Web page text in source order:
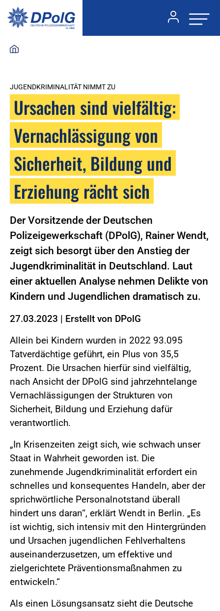
JUGENDKRIMINALITÄT NIMMT ZU
Ursachen sind vielfältig:
Vernachlässigung von
Sicherheit, Bildung und
Erziehung rächt sich
Der Vorsitzende der Deutschen
Polizeigewerkschaft (DPolG), Rainer Wendt,
zeigt sich besorgt über den Anstieg der
Jugendkriminalität in Deutschland. Laut
einer aktuellen Analyse nehmen Delikte von
Kindern und Jugendlichen dramatisch zu.
27.03.2023 | Erstellt von DPolG
Allein bei Kindern wurden in 2022 93.095
Tatverdächtige geführt, ein Plus von 35,5
Prozent. Die Ursachen hierfür sind vielfältig,
nach Ansicht der DPolG sind jahrzehntelange
Vernachlässigungen der Strukturen von
Sicherheit, Bildung und Erziehung dafür
verantwortlich.
„In Krisenzeiten zeigt sich, wie schwach unser
Staat in Wahrheit geworden ist. Die
zunehmende Jugendkriminalität erfordert ein
schnelles und konsequentes Handeln, aber der
sprichwörtliche Personalnotstand überall
hindert uns daran“, erklärt Wendt in Berlin. „Es
ist wichtig, sich intensiv mit den Hintergründen
und Ursachen jugendlichen Fehlverhaltens
auseinanderzusetzen, um effektive und
zielgerichtete Präventionsmaßnahmen zu
entwickeln.“
Als einen Lösungsansatz sieht die Deutsche